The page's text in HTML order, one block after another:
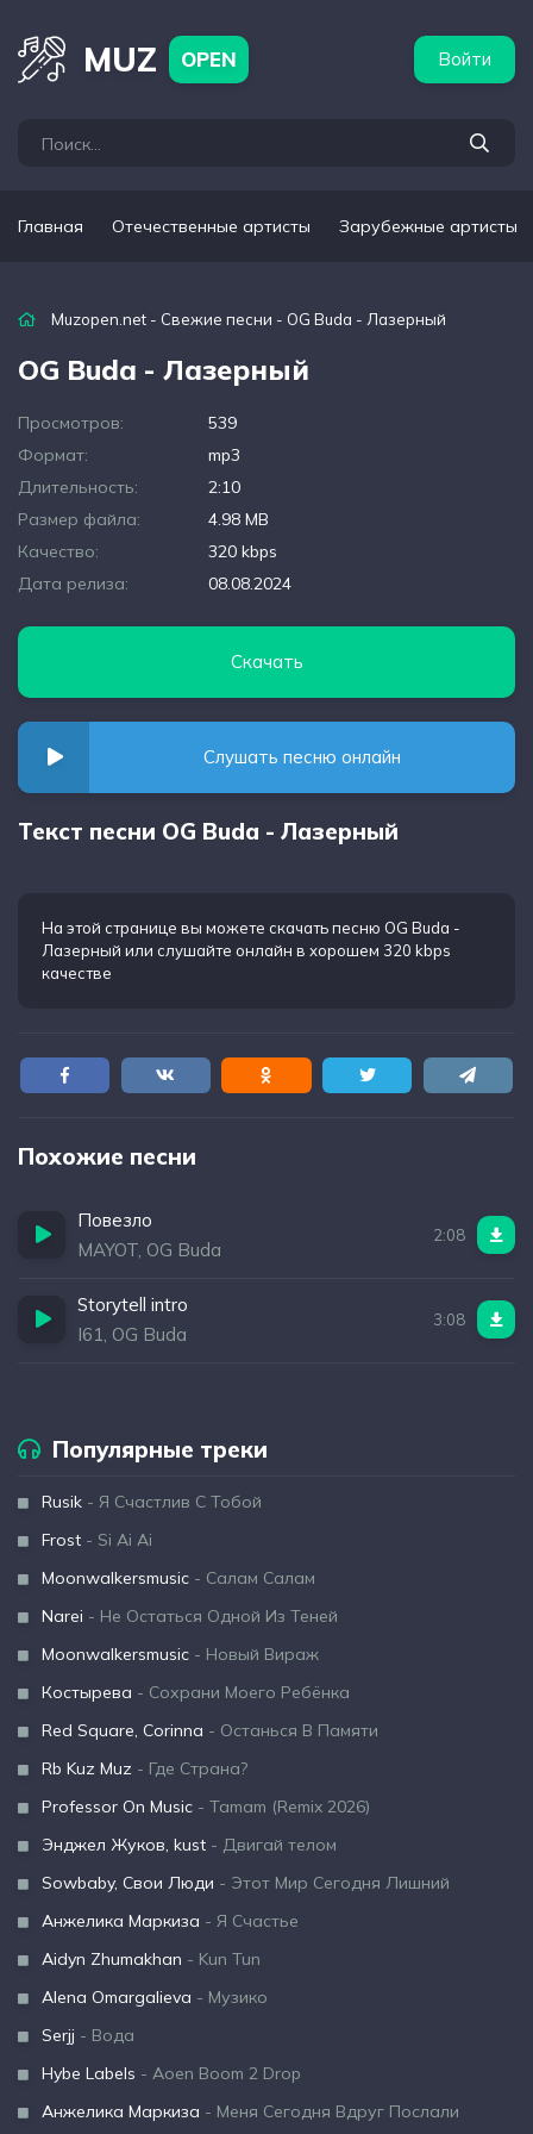
MUZ OPEN Войти
Главная Отечественные артисты Зарубежные артисты
Muzopen.net - Свежие песни - OG Buda - Лазерный
OG Buda - Лазерный
Просмотров:
539
Формат:
mp3
Длительность:
2:10
Размер файла:
4.98 MB
Качество:
320 kbps
Дата релиза:
08.08.2024
Скачать
Слушать песню онлайн
Текст песни OG Buda - Лазерный
На этой странице вы можете скачать песню OG Buda -
Лазерный или слушайте онлайн в хорошем 320 kbps
качестве
Похожие песни
Повезло
MAYOT, OG Buda
2:08
Storytell intro
I61, OG Buda
3:08
Популярные треки
Rusik - Я Счастлив С Тобой
Frost - Si Ai Ai
Moonwalkersmusic - Салам Салам
Narei - Не Остаться Одной Из Теней
Moonwalkersmusic - Новый Вираж
Костырева - Сохрани Моего Ребёнка
Red Square, Corinna - Останься В Памяти
Rb Kuz Muz - Где Страна?
Professor On Music - Tamam (Remix 2026)
Энджел Жуков, kust - Двигай телом
Sowbaby, Свои Люди - Этот Мир Сегодня Лишний
Анжелика Маркиза - Я Счастье
Aidyn Zhumakhan - Kun Tun
Alena Omargalieva - Музико
Serjj - Вода
Hybe Labels - Aoen Boom 2 Drop
Анжелика Маркиза - Меня Сегодня Вдруг Послали
артисты Популярные подборки